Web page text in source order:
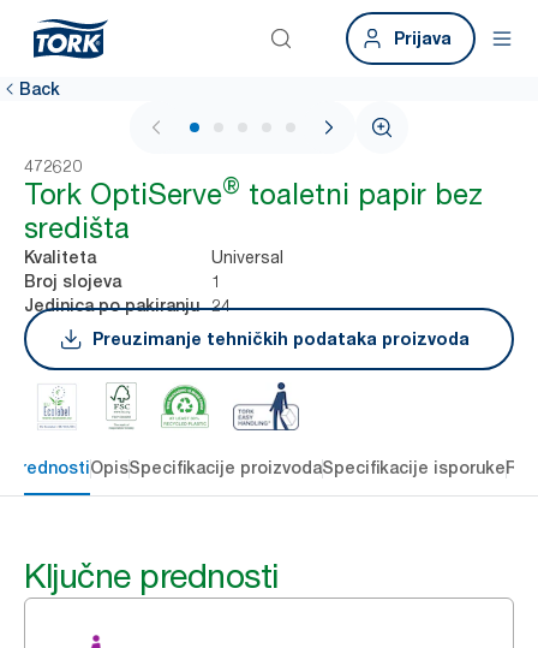
Prijava
Back
1 / 5
472620
Tork OptiServe® toaletni papir bez
središta
Kvaliteta Universal
Broj slojeva 1
Jedinica po pakiranju
24
Preuzimanje tehničkih podataka proizvoda
prednostiOpisSpecifikacije proizvodaSpecifikacije isporuke
Ključne prednosti